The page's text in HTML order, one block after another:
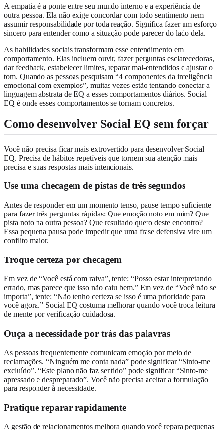
A empatia é a ponte entre seu mundo interno e a experiência de
outra pessoa. Ela não exige concordar com todo sentimento nem
assumir responsabilidade por toda reação. Significa fazer um esforço
sincero para entender como a situação pode parecer do lado dela.
As habilidades sociais transformam esse entendimento em
comportamento. Elas incluem ouvir, fazer perguntas esclarecedoras,
dar feedback, estabelecer limites, reparar mal-entendidos e ajustar o
tom. Quando as pessoas pesquisam “4 componentes da inteligência
emocional com exemplos”, muitas vezes estão tentando conectar a
linguagem abstrata de EQ a esses comportamentos diários. Social
EQ é onde esses comportamentos se tornam concretos.
Como desenvolver Social EQ sem forçar
Você não precisa ficar mais extrovertido para desenvolver Social
EQ. Precisa de hábitos repetíveis que tornem sua atenção mais
precisa e suas respostas mais intencionais.
Use uma checagem de pistas de três segundos
Antes de responder em um momento tenso, pause tempo suficiente
para fazer três perguntas rápidas: Que emoção noto em mim? Que
pista noto na outra pessoa? Que resultado quero deste encontro?
Essa pequena pausa pode impedir que uma frase defensiva vire um
conflito maior.
Troque certeza por checagem
Em vez de “Você está com raiva”, tente: “Posso estar interpretando
errado, mas parece que isso não caiu bem.” Em vez de “Você não se
importa”, tente: “Não tenho certeza se isso é uma prioridade para
você agora.” Social EQ costuma melhorar quando você troca leitura
de mente por verificação cuidadosa.
Ouça a necessidade por trás das palavras
As pessoas frequentemente comunicam emoção por meio de
reclamações. “Ninguém me conta nada” pode significar “Sinto-me
excluído”. “Este plano não faz sentido” pode significar “Sinto-me
apressado e despreparado”. Você não precisa aceitar a formulação
para responder à necessidade.
Pratique reparar rapidamente
A gestão de relacionamentos melhora quando você repara pequenas